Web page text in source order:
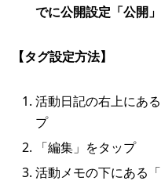
でに公開設定「公開
【タグ設定方法】
活動日記の右上にあ
プ
「編集」をタップ
活動メモの下にある